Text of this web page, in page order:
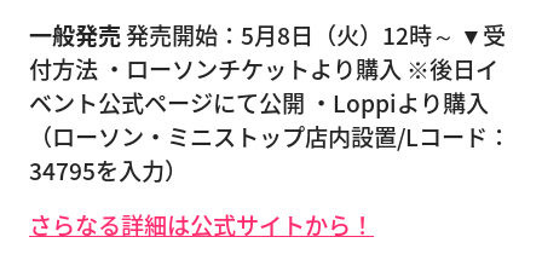
一般発売発売開始：5月8日（火）12時～ ▼受
付方法 ・ローソンチケットより購入 ※後日イ
ベント公式ページにて公開 ・Loppiより購入
（ローソン・ミニストップ店内設置/Lコード：
34795を入力）
さらなる詳細は公式サイトから！